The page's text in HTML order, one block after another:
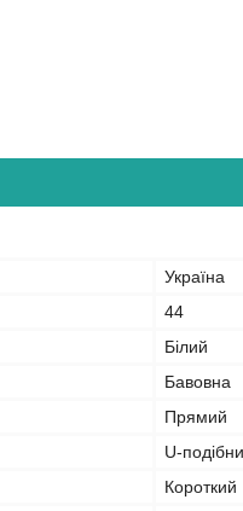
Україна
44
Білий
Бавовна
Прямий
U-
Короткий